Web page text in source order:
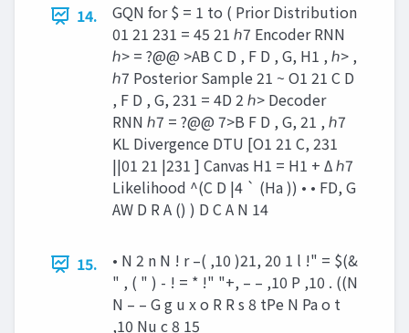
14.
GQN for $ = 1 to ( Prior Distribution
01 21 231 = 45 21 ℎ7 Encoder RNN
ℎ> = ?@@ >AB C D , F D , G, H1 , ℎ> ,
ℎ7 Posterior Sample 21 ~ O1 21 C D
, F D , G, 231 = 4D 2 ℎ> Decoder
RNN ℎ7 = ?@@ 7>B F D , G, 21 , ℎ7
KL Divergence DTU [O1 21 C, 231
||01 21 |231 ] Canvas H1 = H1 + Δ ℎ7
Likelihood ^(C D |4 ` (Ha )) • • FD, G
AW D R A () ) D C A N 14
15.
• N 2 n N ! r –( ,10 )21, 20 1 l !" = $(&
" , ( " ) - ! = * !" "+, – – ,10 P ,10 . ((N
N – – G g u x o R R s 8 tPe N Pa o t
,10 Nu c 8 15